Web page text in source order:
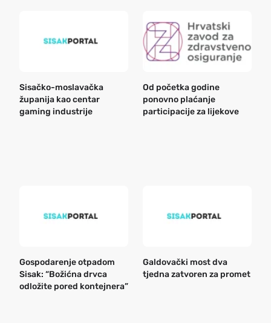
Sisačko-moslavačka
županija kao centar
gaming industrije
Od početka godine
ponovno plaćanje
participacije za lijekove
Gospodarenje otpadom
Sisak: “Božićna drvca
odložite pored kontejnera”
Galdovački most dva
tjedna zatvoren za promet